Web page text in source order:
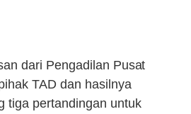
dari Pengadilan Pusat
TAD dan hasilnya
tiga pertandingan untuk